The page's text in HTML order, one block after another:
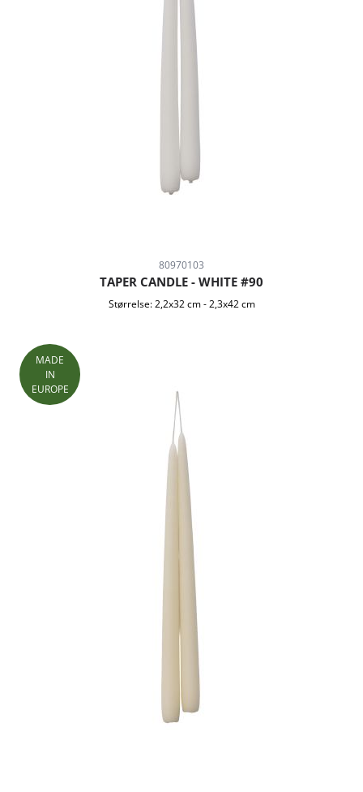
80970103
TAPER CANDLE - WHITE #90
Størrelse: 2,2x32 cm -2,3x42 cm
MADE
IN
EUROPE